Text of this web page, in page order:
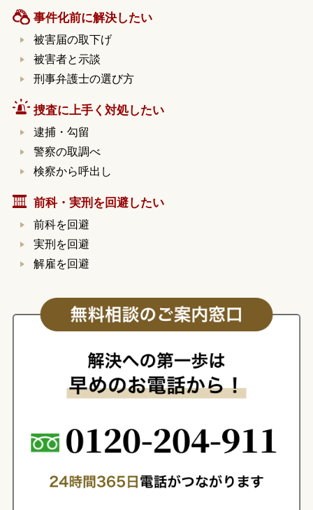
事件化前に解決したい
被害届の取下げ
被害者と示談
刑事弁護士の選び方
捜査に上手く対処したい
逮捕・勾留
警察の取調べ
検察から呼出し
前科・実刑を回避したい
前科を回避
実刑を回避
解雇を回避